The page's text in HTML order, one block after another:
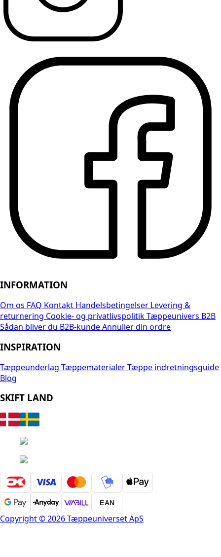
INFORMATION
Om os FAQ Kontakt Handelsbetingelser Levering &
returnering Cookie- og privatlivspolitikTæppeunivers B2B
Sådan bliver du B2B-kundeAnnuller din ordre
INSPIRATION
Tæppeunderlag TæppematerialerTæppe indretningsguide
Blog
SKIFT LAND
EAN
Copyright © 2026 Tæppeuniverset ApS